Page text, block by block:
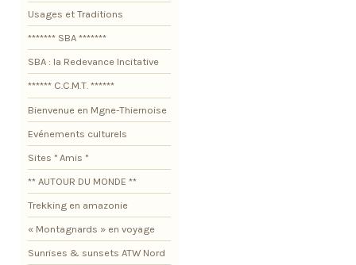
Usages et Traditions
******* SBA *******
SBA : la Redevance Incitative
****** C.C.M.T. ******
Bienvenue en Mgne-Thiernoise
Evénements culturels
Sites " Amis "
** AUTOUR DU MONDE **
Trekking en amazonie
« Montagnards » en voyage
Sunrises & sunsets ATW Nord